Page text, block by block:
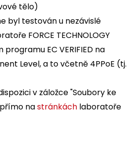
tělo)
byl testován u nezávislé
FORCE TECHNOLOGY
EC VERIFIED na
Level, a to včetně 4PPoE (tj.
v záložce "Soubory ke
nastránkách laboratoře